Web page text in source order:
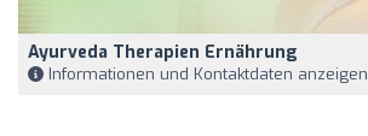
Ayurveda Therapien Ernährung
Informationen und Kontaktdaten anzeigen